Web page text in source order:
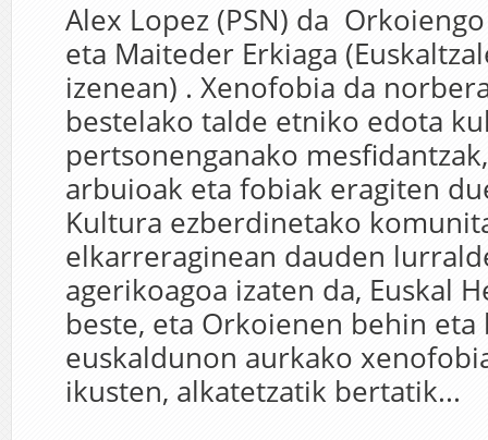
Alex Lopez (PSN) da Orkoiengo
eta Maiteder Erkiaga
izenean) . Xenofobia da
bestelako talde etniko edota
pertsonenganako
arbuioak eta fobiak eragiten
Kultura ezberdinetako
elkarreraginean dauden
agerikoagoa izaten da, Euskal
beste, eta Orkoienen behin
euskaldunon aurkako
ikusten, alkatetzatik bertatik...